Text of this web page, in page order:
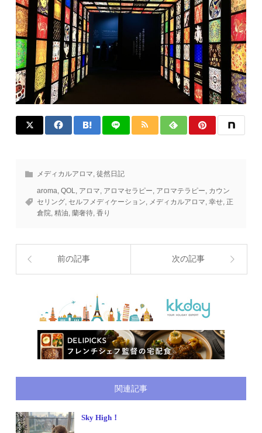
メディカルアロマ,徒然日記
aroma,QOL, アロマ, アロマセラピー, アロマテラピー, カウン
セリング, セルフメディケーション, メディカルアロマ,幸せ,正
倉院,精油,蘭奢待,香り
前の記事 次の記事
関連記事
Sky High！